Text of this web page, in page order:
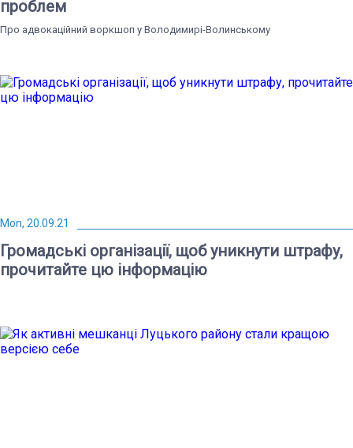
проблем
Про адвокаційний воркшоп у Володимирі-Волинському
Mon, 20.09.21
Громадські організації, щоб уникнути штрафу,
прочитайте цю інформацію